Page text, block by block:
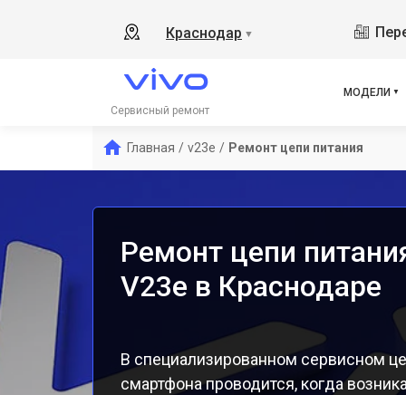
Краснодар ▼
Сервисный ремонт
МОДЕЛИ
Y19
V23
Y12
Главная / v23e / Ремонт цепи питания
Ремонт цепи
V23e в Краснодаре
В специализированном сервисном
смартфона проводится, когда